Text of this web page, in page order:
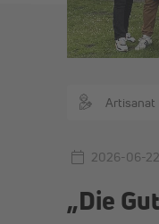
Artisanat
2026-06-22
„Die